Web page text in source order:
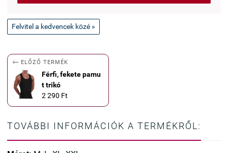
Felvitel a kedvencek közé »
 ELŐZŐ TERMÉK
Férfi, fekete pamu
t trikó
2 290 Ft
TOVÁBBI INFORMÁCIÓK A TERMÉKRŐL: